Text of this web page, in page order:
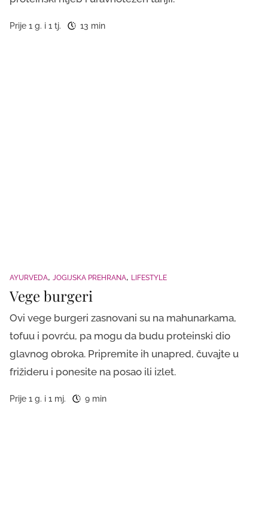
Prije 1 g. i 1 tj. 13 min
AYURVEDA JOGIJSKA PREHRANA LIFESTYLE
Vege burgeri
Ovi vege burgeri zasnovani su na mahunarkama,
tofuu i povrću, pa mogu da budu proteinski dio
glavnog obroka. Pripremite ih unapred, čuvajte u
frižideru i ponesite na posao ili izlet.
Prije 1 g. i 1 mj. 9 min